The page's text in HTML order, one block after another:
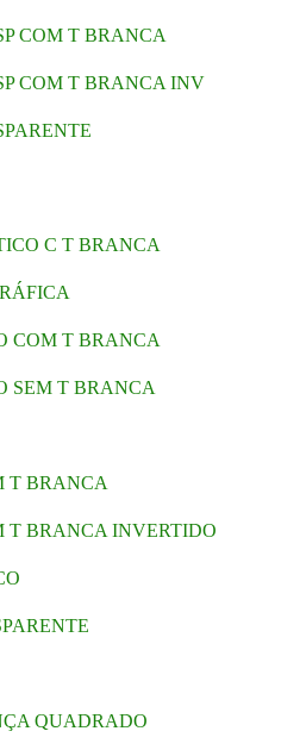
COM T BRANCA
COM T BRANCA INV
C T BRANCA
COM T BRANCA
SEM T BRANCA
T BRANCA
T BRANCA INVERTIDO
QUADRADO